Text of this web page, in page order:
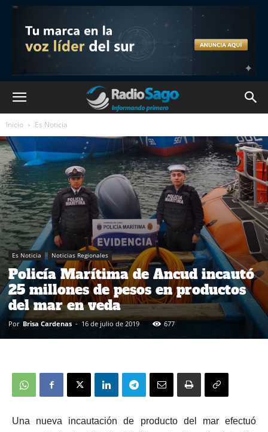
Inicio Es Noticia
Es Noticia Noticias Regionales
Policía Marítima de Ancud incautó
25 millones de pesos en productos
del mar en veda
Por Brisa Cardenas - 16 de julio de 2019 677
Una nueva incautación de producto del mar efectuó